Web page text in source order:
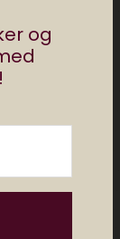
og